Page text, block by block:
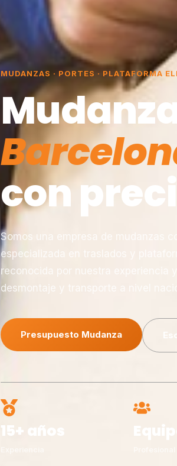
MUDANZAS · PORTES · PLATAFORMA
con
Somos una empresa de mudanzas
especializada en traslados y
reconocida por nuestra experiencia
desmontaje y transporte a nivel
Presupuesto Mudanza
15+ años Equipo